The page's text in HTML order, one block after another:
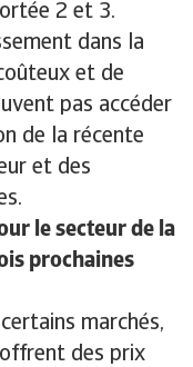
2 et 3.
dans la
et de
pas accéder
de la récente
et des
le secteur de la
prochaines
marchés,
des prix